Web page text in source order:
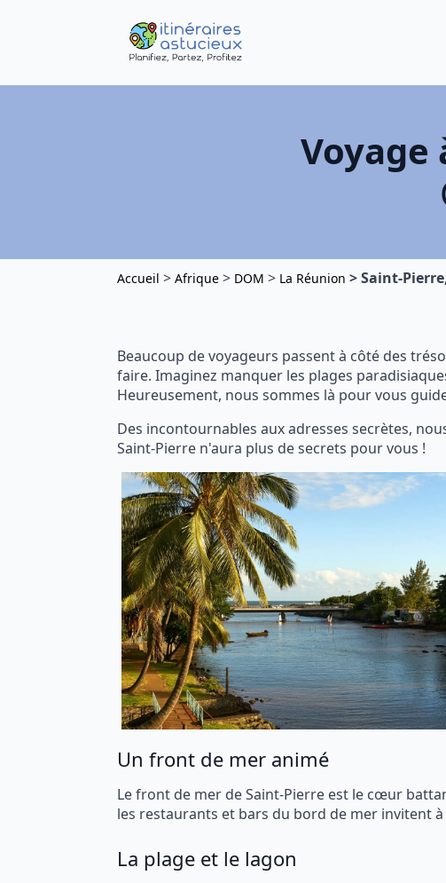
Voyage
Accueil > Afrique > DOM > La Réunion >Saint-
Beaucoup de voyageurs passent à côté des
faire. Imaginez manquer les plages
Heureusement, nous sommes là pour vous
Des incontournables aux adresses secrètes,
Saint-Pierre n'aura plus de secrets pour vous !
Un front de mer animé
Le front de mer de Saint-Pierre est le cœur
les restaurants et bars du bord de mer invitent
La plage et le lagon